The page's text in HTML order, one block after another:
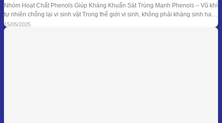
Nhóm Hoạt Chất Phenols Giúp Kháng Khuẩn Sát Trùng Mạnh Phenols – Vũ khí
tự nhiên chống lại vi sinh vật Trong thế giới vi sinh, không phải kháng sinh hay
hóa chất tổng hợp mới là “anh hùng” duy nhất. Từ hàng ngàn năm trước, các
nền y học cổ đại đã sử dụng tinh dầu
15/05/2025